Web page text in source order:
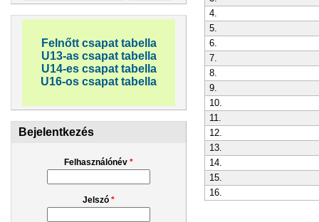
Felnőtt csapat tabella
U13-as csapat tabella
U14-es csapat tabella
U16-os csapat tabella
Bejelentkezés
Felhasználónév *
Jelszó *
4.
5.
6.
7.
8.
9.
10.
11.
12.
13.
14.
15.
16.